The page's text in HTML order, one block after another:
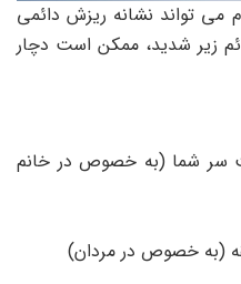
می تواند نشانه ریزش دائمی
زیر شدید، ممکن است دچار
سر شما (به خصوص در خانم
(به خصوص در مردان)